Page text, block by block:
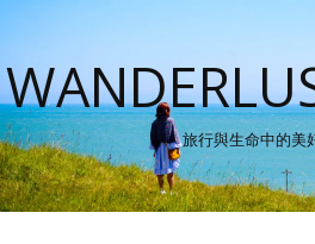
旅行與生命中的美